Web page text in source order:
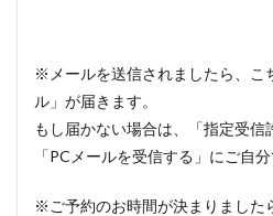
※メールを送信されましたら、こ
ル」が届きます。
もし届かない場合は、「指定受信
「PCメールを受信する」にご自
※ご予約のお時間が決まりました